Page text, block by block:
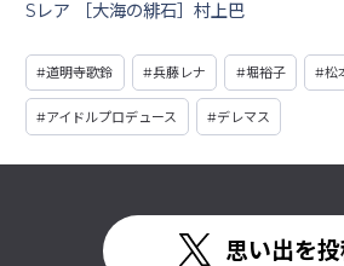
Sレア ［大海の緋石］村上巴
#道明寺歌鈴 #兵藤レナ #堀裕子 #松
#アイドルプロデュース #デレマス
思い出を